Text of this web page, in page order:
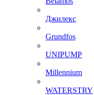
Джилекс
Grundfos
UNIPUMP
Millennium
WATERSTRY